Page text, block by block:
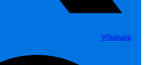
Whatsapp